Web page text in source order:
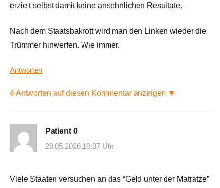
erzielt selbst damit keine ansehnlichen Resultate.
Nach dem Staatsbakrott wird man den Linken wieder die
Trümmer hinwerfen. Wie immer.
Antworten
4 Antworten auf diesen Kommentar anzeigen ▼
Patient 0
29.05.2026 10:37 Uhr
Viele Staaten versuchen an das “Geld unter der Matratze”